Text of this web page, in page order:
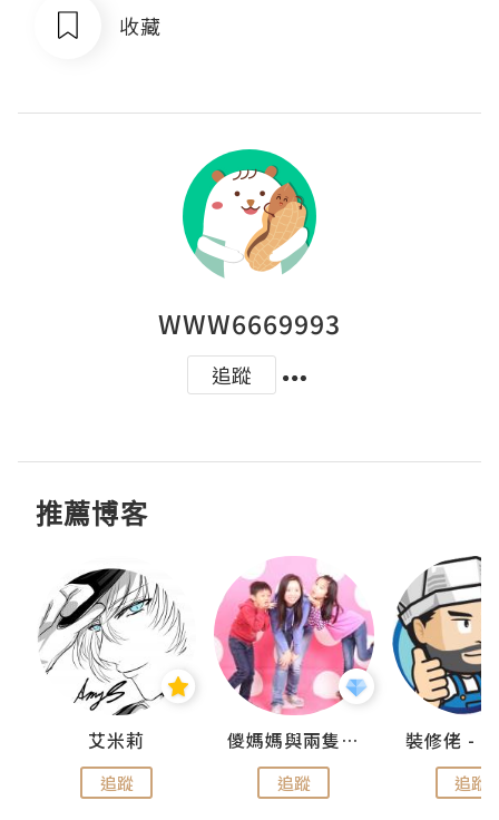
收藏
WWW6669993
追蹤
推薦博客
艾米莉
追蹤
儍媽媽與兩隻小魔怪之家
追蹤 追蹤